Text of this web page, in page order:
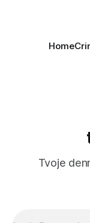
Home
Tvoje